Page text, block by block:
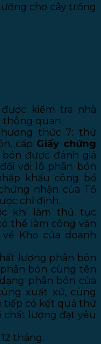
cho cây trồng
kiểm tra nhà
thông quan.
thức 7: thử
cấp Giấy chứng
được đánh giá
với lô phân bón
khẩu công bố
nhận của Tổ
chỉ định.
khi làm thủ tục
thể làm công văn
Kho của doanh
lượng phân bón
bón cùng tên
phân bón của
xuất xứ, cùng
tiếp có kết quả thử
chất lượng đạt yêu
tháng.